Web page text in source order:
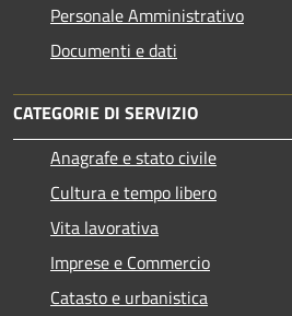
Personale Amministrativo
Documenti e dati
CATEGORIE DI SERVIZIO
Anagrafe e stato civile
Cultura e tempo libero
Vita lavorativa
Imprese e Commercio
Catasto e urbanistica